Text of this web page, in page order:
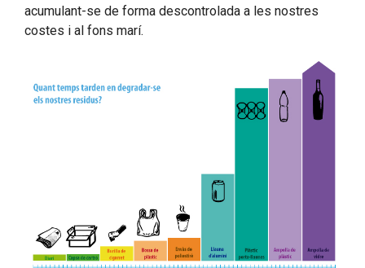
acumulant-se de forma descontrolada a les nostres
costes i al fons marí.